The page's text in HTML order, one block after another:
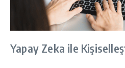
Yapay Zeka ile